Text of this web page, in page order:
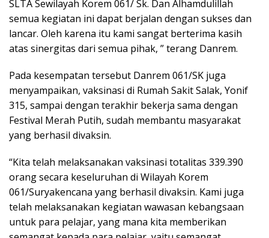
SLTA Sewilayah Korem 061/ Sk. Dan Alhamdulillah
semua kegiatan ini dapat berjalan dengan sukses dan
lancar. Oleh karena itu kami sangat berterima kasih
atas sinergitas dari semua pihak, ” terang Danrem.
Pada kesempatan tersebut Danrem 061/SK juga
menyampaikan, vaksinasi di Rumah Sakit Salak, Yonif
315, sampai dengan terakhir bekerja sama dengan
Festival Merah Putih, sudah membantu masyarakat
yang berhasil divaksin.
“Kita telah melaksanakan vaksinasi totalitas 339.390
orang secara keseluruhan di Wilayah Korem
061/Suryakencana yang berhasil divaksin. Kami juga
telah melaksanakan kegiatan wawasan kebangsaan
untuk para pelajar, yang mana kita memberikan